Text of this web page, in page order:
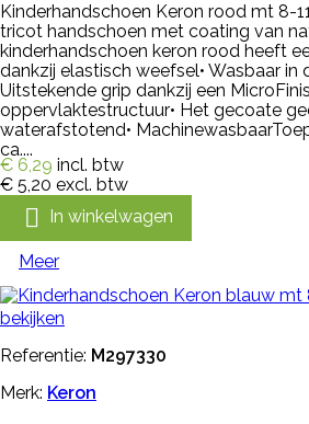
Kinderhandschoen Keron rood mt 8-
tricot handschoen met coating van
kinderhandschoen keron rood heeft
dankzij elastisch weefsel• Wasbaar in
Uitstekende grip dankzij een
oppervlaktestructuur• Het gecoate
waterafstotend•
ca....
€ 6,29 incl. btw
€ 5,20 excl. btw
 In winkelwagen
Meer
bekijken
Referentie: M297330
Merk: Keron